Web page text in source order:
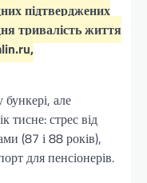
підтверджених
тривалість життя
але
тисне: стрес від
(87 і 88 років),
для пенсіонерів.